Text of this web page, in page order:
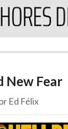
New Fear
Ed Félix